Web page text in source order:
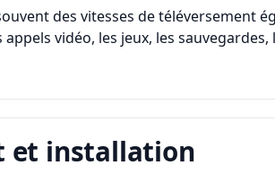
des vitesses de
vidéo, les jeux, les
et installation